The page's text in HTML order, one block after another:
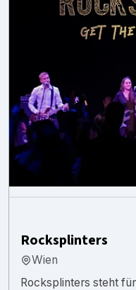
Rocksplinters
Wien
Rocksplinters steht